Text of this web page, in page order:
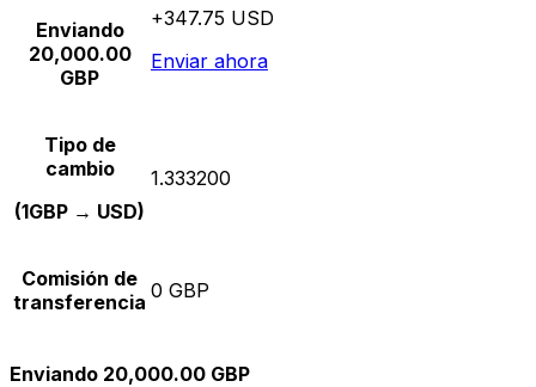
Enviando
20,000.00
GBP
+347.75 USD
Enviar ahora
Tipo de
cambio
(1GBP → USD)
1.333200
Comisión de
transferencia 0 GBP
Enviando 20,000.00 GBP